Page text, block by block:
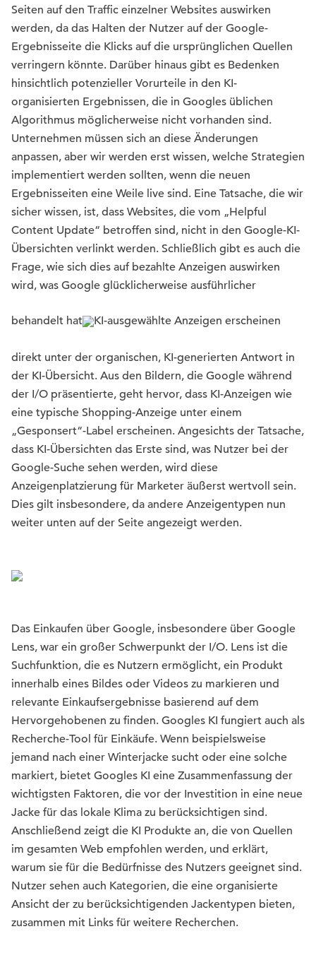
Seiten auf den Traffic einzelner Websites auswirken
werden, da das Halten der Nutzer auf der Google-
Ergebnisseite die Klicks auf die ursprünglichen Quellen
verringern könnte. Darüber hinaus gibt es Bedenken
hinsichtlich potenzieller Vorurteile in den KI-
organisierten Ergebnissen, die in Googles üblichen
Algorithmus möglicherweise nicht vorhanden sind.
Unternehmen müssen sich an diese Änderungen
anpassen, aber wir werden erst wissen, welche Strategien
implementiert werden sollten, wenn die neuen
Ergebnisseiten eine Weile live sind. Eine Tatsache, die wir
sicher wissen, ist, dass Websites, die vom „Helpful
Content Update“ betroffen sind, nicht in den Google-KI-
Übersichten verlinkt werden. Schließlich gibt es auch die
Frage, wie sich dies auf bezahlte Anzeigen auswirken
wird, was Google glücklicherweise ausführlicher
behandelt hat KI-ausgewählte Anzeigen erscheinen
direkt unter der organischen, KI-generierten Antwort in
der KI-Übersicht. Aus den Bildern, die Google während
der I/O präsentierte, geht hervor, dass KI-Anzeigen wie
eine typische Shopping-Anzeige unter einem
„Gesponsert“-Label erscheinen. Angesichts der Tatsache,
dass KI-Übersichten das Erste sind, was Nutzer bei der
Google-Suche sehen werden, wird diese
Anzeigenplatzierung für Marketer äußerst wertvoll sein.
Dies gilt insbesondere, da andere Anzeigentypen nun
weiter unten auf der Seite angezeigt werden.
Das Einkaufen über Google, insbesondere über Google
Lens, war ein großer Schwerpunkt der I/O. Lens ist die
Suchfunktion, die es Nutzern ermöglicht, ein Produkt
innerhalb eines Bildes oder Videos zu markieren und
relevante Einkaufsergebnisse basierend auf dem
Hervorgehobenen zu finden. Googles KI fungiert auch als
Recherche-Tool für Einkäufe. Wenn beispielsweise
jemand nach einer Winterjacke sucht oder eine solche
markiert, bietet Googles KI eine Zusammenfassung der
wichtigsten Faktoren, die vor der Investition in eine neue
Jacke für das lokale Klima zu berücksichtigen sind.
Anschließend zeigt die KI Produkte an, die von Quellen
im gesamten Web empfohlen werden, und erklärt,
warum sie für die Bedürfnisse des Nutzers geeignet sind.
Nutzer sehen auch Kategorien, die eine organisierte
Ansicht der zu berücksichtigenden Jackentypen bieten,
zusammen mit Links für weitere Recherchen.